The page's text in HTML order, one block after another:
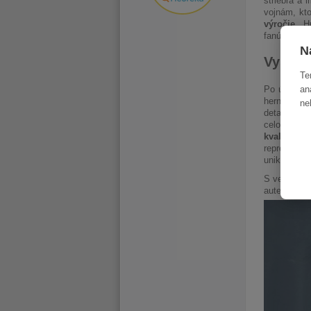
vojnám,
výročie.
Po
herná
detaile,
celom
kvalite a
unikátnym
S veľkým